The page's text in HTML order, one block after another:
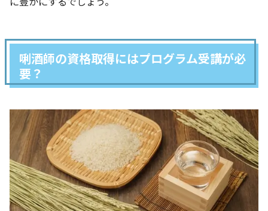
唎酒師の資格取得にはプログラム受講が必
要？